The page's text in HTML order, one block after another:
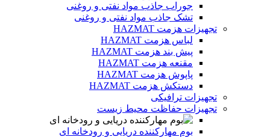
جوراب جاذب مواد نفتی و روغنی
تشک جاذب مواد نفتی و روغنی
تجهیزات هزمت HAZMAT
لباس هزمت HAZMAT
پیش بند هزمت HAZMAT
مقنعه هزمت HAZMAT
پاپوش هزمت HAZMAT
دستکش هزمت HAZMAT
تجهیزات ترافیکی
تجهیزات حفاظت محیط زیست
بوم مهارکننده دریایی و رودخانه ای